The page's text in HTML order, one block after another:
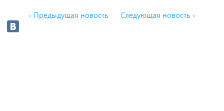
‹ Предыдущая новость Следующая новость ›